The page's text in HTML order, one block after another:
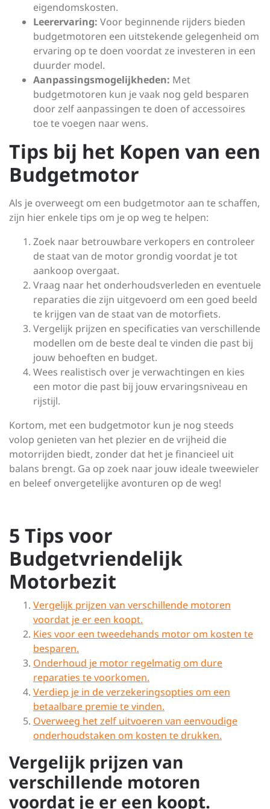
eigendomskosten.
Leerervaring: Voor beginnende rijders bieden
budgetmotoren een uitstekende gelegenheid om
ervaring op te doen voordat ze investeren in een
duurder model.
Aanpassingsmogelijkheden: Met
budgetmotoren kun je vaak nog geld besparen
door zelf aanpassingen te doen of accessoires
toe te voegen naar wens.
Tips bij het Kopen van een
Budgetmotor
Als je overweegt om een budgetmotor aan te schaffen,
zijn hier enkele tips om je op weg te helpen:
Zoek naar betrouwbare verkopers en controleer
de staat van de motor grondig voordat je tot
aankoop overgaat.
Vraag naar het onderhoudsverleden en eventuele
reparaties die zijn uitgevoerd om een goed beeld
te krijgen van de staat van de motorfiets.
Vergelijk prijzen en specificaties van verschillende
modellen om de beste deal te vinden die past bij
jouw behoeften en budget.
Wees realistisch over je verwachtingen en kies
een motor die past bij jouw ervaringsniveau en
rijstijl.
Kortom, met een budgetmotor kun je nog steeds
volop genieten van het plezier en de vrijheid die
motorrijden biedt, zonder dat het je financieel uit
balans brengt. Ga op zoek naar jouw ideale tweewieler
en beleef onvergetelijke avonturen op de weg!
5 Tips voor
Budgetvriendelijk
Motorbezit
Vergelijk prijzen van verschillende motoren
voordat je er een koopt.
Kies voor een tweedehands motor om kosten te
besparen.
Onderhoud je motor regelmatig om dure
reparaties te voorkomen.
Verdiep je in de verzekeringsopties om een
betaalbare premie te vinden.
Overweeg het zelf uitvoeren van eenvoudige
onderhoudstaken om kosten te drukken.
Vergelijk prijzen van
verschillende motoren
voordat je er een koopt.